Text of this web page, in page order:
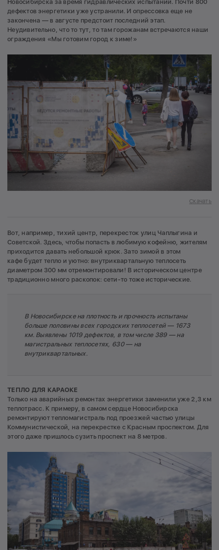
Новосибирска за время гидравлических испытаний. Почти 800
дефектов энергетики уже устранили. И опрессовка еще не
закончена — в августе предстоит последний этап.
Неудивительно, что то тут, то там горожанам встречаются наши
ограждения «Мы готовим город к зиме!»
Скачать
Вот, например, тихий центр, перекресток улиц Чаплыгина и
Советской. Здесь, чтобы попасть в любимую кофейню, жителям
приходится давать небольшой крюк. Зато зимой в этом
кафе будет тепло и уютно: внутриквартальную теплосеть
диаметром 300 мм отремонтировали! В историческом центре
традиционно много раскопок: сети-то тоже исторические.
В Новосибирске на плотность и прочность испытаны
больше половины всех городских теплосетей — 1673
км. Выявлены 1019 дефектов, в том числе 389 — на
магистральных теплосетях, 630 — на
внутриквартальных.
ТЕПЛО ДЛЯ КАРАОКЕ
Только на аварийных ремонтах энергетики заменили уже 2,3 км
теплотрасс. К примеру, в самом сердце Новосибирска
ремонтируют тепломагистраль под проезжей частью улицы
Коммунистической, на перекрестке с Красным проспектом. Для
этого даже пришлось сузить проспект на 8 метров.